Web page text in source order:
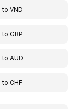
toVND
toGBP
toAUD
toCHF